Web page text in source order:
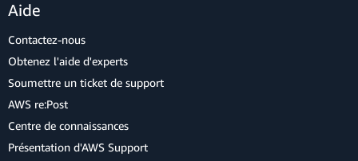
Aide
Contactez-nous
Obtenez l'aide d'experts
Soumettre un ticket de support
AWS re:Post
Centre de connaissances
Présentation d'AWS Support